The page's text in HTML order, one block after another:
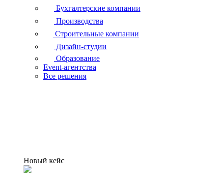
Бухгалтерские компании
Производства
Строительные компании
Дизайн-студии
Образование
Event-агентства
Все решения
Новый кейс